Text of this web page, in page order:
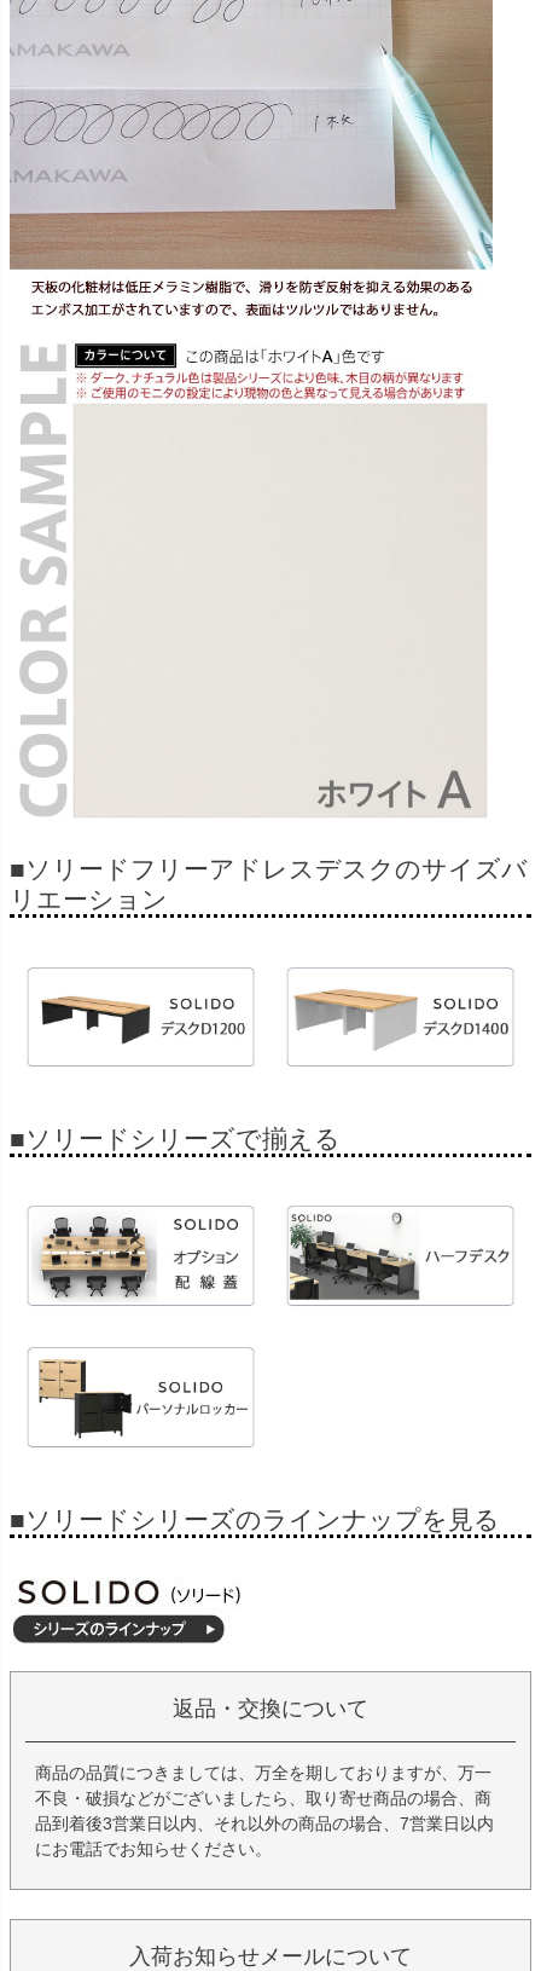
■ソリードフリーアドレスデスクのサイズバ
リエーション
■ソリードシリーズで揃える
■ソリードシリーズのラインナップを見る
返品・交換について
商品の品質につきましては、万全を期しておりますが、万一
不良・破損などがございましたら、取り寄せ商品の場合、商
品到着後3営業日以内、それ以外の商品の場合、7営業日以内
にお電話でお知らせください。
入荷お知らせメールについて